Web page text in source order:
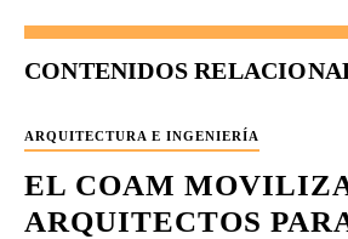
CONTENIDOS
ARQUITECTURA E INGENIERÍA
EL COAM
ARQUITECTOS